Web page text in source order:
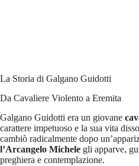
La Storia di Galgano Guidotti
Da Cavaliere Violento a Eremita
Galgano Guidotti era un giovane
carattere impetuoso e la sua vita
cambiò radicalmente dopo
l’Arcangelo Michele gli apparve,
preghiera e contemplazione.